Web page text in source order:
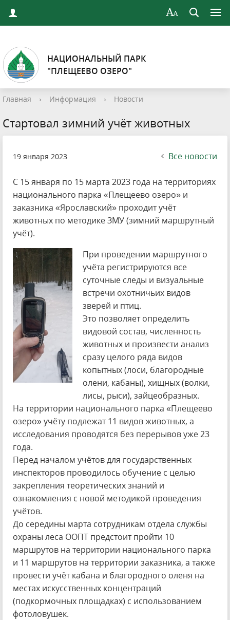
НАЦИОНАЛЬНЫЙ ПАРК
"ПЛЕЩЕЕВО ОЗЕРО"
Главная › Информация › Новости
Стартовал зимний учёт животных
19 января 2023 Все новости
С 15 января по 15 марта 2023 года на территориях
национального парка «Плещеево озеро» и
заказника «Ярославский» проходит учёт
животных по методике ЗМУ (зимний маршрутный
учёт).
При проведении маршрутного
учёта регистрируются все
суточные следы и визуальные
встречи охотничьих видов
зверей и птиц.
Это позволяет определить
видовой состав, численность
животных и произвести анализ
сразу целого ряда видов
копытных (лоси, благородные
олени, кабаны), хищных (волки,
лисы, рыси), зайцеобразных.
На территории национального парка «Плещеево
озеро» учёту подлежат 11 видов животных, а
исследования проводятся без перерывов уже 23
года.
Перед началом учётов для государственных
инспекторов проводилось обучение с целью
закрепления теоретических знаний и
ознакомления с новой методикой проведения
учётов.
До середины марта сотрудникам отдела службы
охраны леса ООПТ предстоит пройти 10
маршрутов на территории национального парка
и 11 маршрутов на территории заказника, а также
провести учёт кабана и благородного оленя на
местах искусственных концентраций
(подкормочных площадках) с использованием
фотоловушек.